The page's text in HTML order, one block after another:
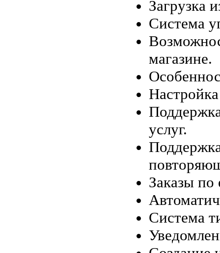
Загрузка
Система
магазине.
услуг.
Заказы
Система